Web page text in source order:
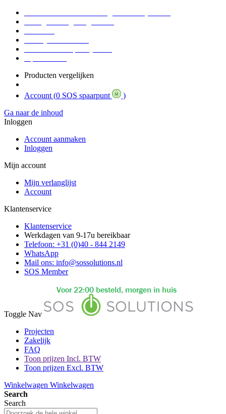
Producten vergelijken
Account (0 SOS spaarpunt
)
Ga naar de inhoud
Inloggen
Account aanmaken
Inloggen
Mijn account
Mijn verlanglijst
Account
Klantenservice
Klantenservice
Werkdagen van 9-17u bereikbaar
Telefoon: +31 (0)40 - 844 2149
WhatsApp
Mail ons: info@sossolutions.nl
SOS Member
Toggle Nav
Projecten
Zakelijk
FAQ
Toon prijzen Incl. BTW
Toon prijzen Excl. BTW
Winkelwagen Winkelwagen
Search
Search